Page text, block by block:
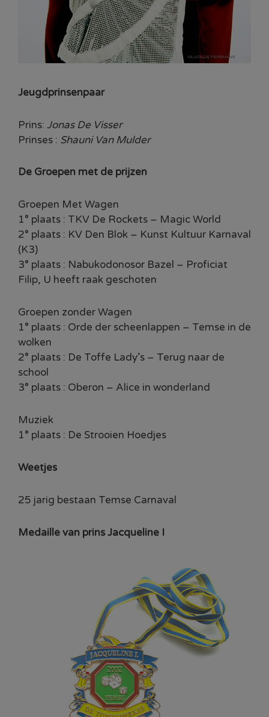
Jeugdprinsenpaar
Prins: Jonas De Visser
Prinses : Shauni Van Mulder
De Groepen met de prijzen
Groepen Met Wagen
1° plaats : TKV De Rockets – Magic World
2° plaats : KV Den Blok – Kunst Kultuur Karnaval
(K3)
3° plaats : Nabukodonosor Bazel – Proficiat
Filip, U heeft raak geschoten
Groepen zonder Wagen
1° plaats : Orde der scheenlappen – Temse in de
wolken
2° plaats : De Toffe Lady’s – Terug naar de
school
3° plaats : Oberon – Alice in wonderland
Muziek
1° plaats : De Strooien Hoedjes
Weetjes
25 jarig bestaan Temse Carnaval
Medaille van prins Jacqueline I